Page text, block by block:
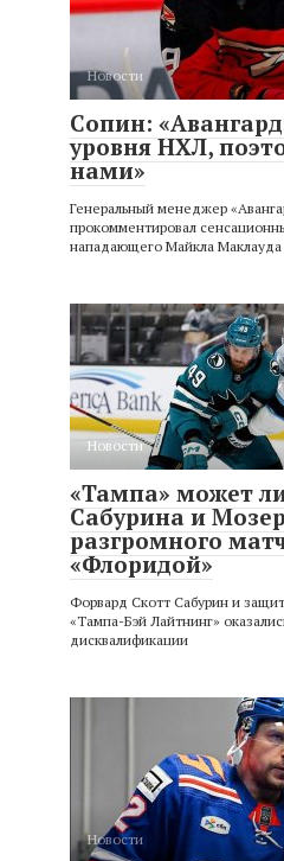
Новости
Сопин:
уровня НХЛ,
нами»
Генеральный менеджер
прокомментировал
нападающего Майкла Маклауда
Новости
«Тампа» может
Сабурина и
разгромного
«Флоридой»
Форвард Скотт Сабурин и
«Тампа-Бэй Лайтнинг»
дисквалификации
Новости